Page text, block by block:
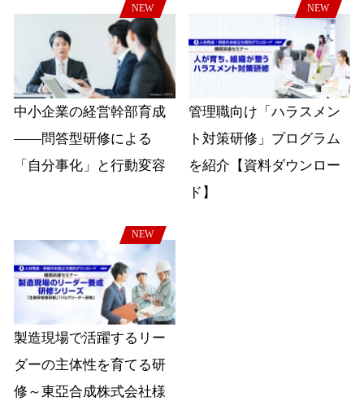
NEW
中小企業の経営幹部育成
――問答型研修による
「自分事化」と行動変容
NEW
管理職向け「ハラスメン
ト対策研修」プログラム
を紹介【資料ダウンロー
ド】
NEW
製造現場で活躍するリー
ダーの主体性を育てる研
修～東亞合成株式会社様